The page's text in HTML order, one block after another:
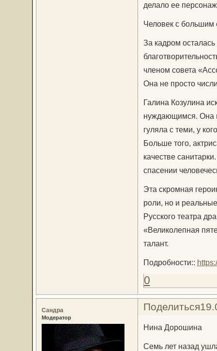
делало ее
Человек с
За кадром
членом совета
Она не просто
Галина Козулина
нуждающимся. Она
гуляла с теми, у
Больше того,
качестве
спасении
Эта скромная
роли, но и
Русского театра
«Великолепная
талант.
Подробности::
0
Поделиться
Сандра
Модератор
Нина Дорошина
Семь лет назад